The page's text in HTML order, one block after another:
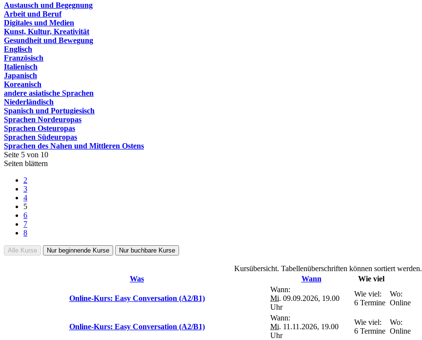
Austausch und Begegnung
Arbeit und Beruf
Digitales und Medien
Kunst, Kultur, Kreativität
Gesundheit und Bewegung
Englisch
Französisch
Italienisch
Japanisch
Koreanisch
andere asiatische Sprachen
Niederländisch
Spanisch und Portugiesisch
Sprachen Nordeuropas
Sprachen Osteuropas
Sprachen Südeuropas
Sprachen des Nahen und Mittleren Ostens
Seite 5 von 10
Seiten blättern
2
3
4
5
6
7
8
Alle Kurse Nur beginnende Kurse Nur buchbare Kurse
Kursübersicht. Tabellenüberschriften können sortiert werden.
Was
Wann Wie viel
Online-Kurs: Easy Conversation (A2/B1)
Wann:
Mi. 09.09.2026, 19.00
Uhr
Wie viel:
6 Termine
Wo:
Online
Online-Kurs: Easy Conversation (A2/B1)
Wann:
Mi. 11.11.2026, 19.00
Uhr
Wie viel:
6 Termine
Wo:
Online